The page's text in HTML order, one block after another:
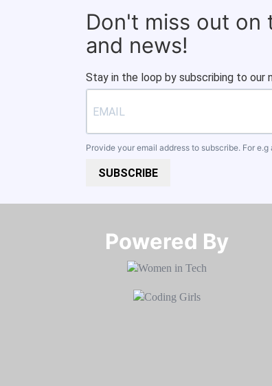
Don't miss out on
and news!
Stay in the loop by subscribing to our
Provide your email address to subscribe. For e.g
SUBSCRIBE
Powered By​​​​​​​